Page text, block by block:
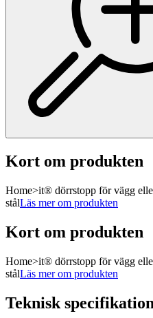
Kort om produkten
Home>it® dörrstopp för vägg
stålLäs mer om produkten
Kort om produkten
Home>it® dörrstopp för vägg
stålLäs mer om produkten
Teknisk specifikation